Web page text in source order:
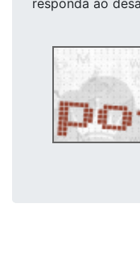
responda ao